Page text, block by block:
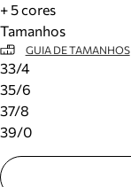
+ 5 cores
Tamanhos
GUIA DE TAMANHOS
33/4
35/6
37/8
39/0